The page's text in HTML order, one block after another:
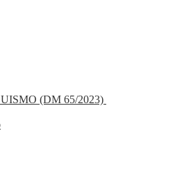
(DM 65/2023)